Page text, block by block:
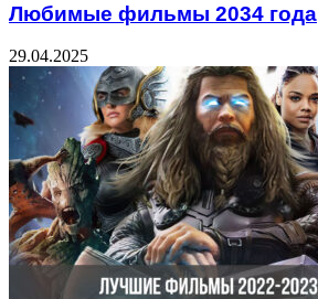
Любимые фильмы 2034 года
29.04.2025